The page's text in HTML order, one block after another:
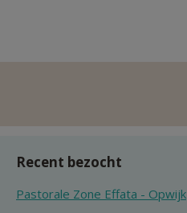
Recent bezocht
Pastorale Zone Effata - Opwijk